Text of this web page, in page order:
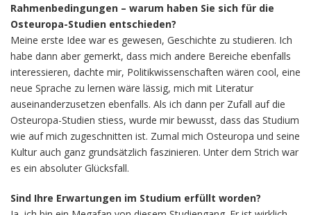
Rahmenbedingungen – warum haben Sie sich für die
Osteuropa-Studien entschieden?
Meine erste Idee war es gewesen, Geschichte zu studieren. Ich
habe dann aber gemerkt, dass mich andere Bereiche ebenfalls
interessieren, dachte mir, Politikwissenschaften wären cool, eine
neue Sprache zu lernen wäre lässig, mich mit Literatur
auseinanderzusetzen ebenfalls. Als ich dann per Zufall auf die
Osteuropa-Studien stiess, wurde mir bewusst, dass das Studium
wie auf mich zugeschnitten ist. Zumal mich Osteuropa und seine
Kultur auch ganz grundsätzlich faszinieren. Unter dem Strich war
es ein absoluter Glücksfall.
Sind Ihre Erwartungen im Studium erfüllt worden?